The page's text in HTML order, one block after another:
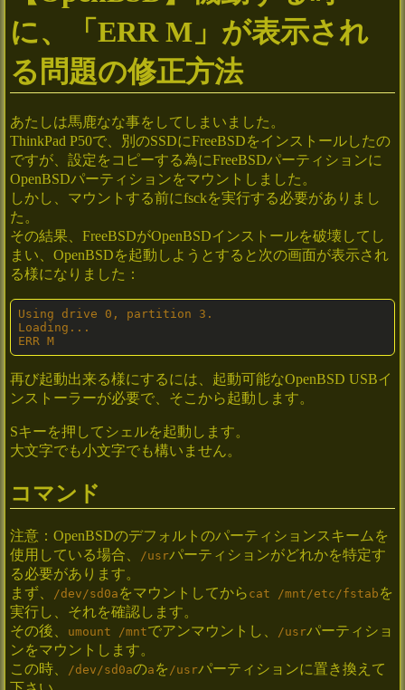
に、「ERR M」が表示され
る問題の修正方法
あたしは馬鹿なな事をしてしまいました。
ThinkPad P50で、別のSSDにFreeBSDをインストールしたの
ですが、設定をコピーする為にFreeBSDパーティションに
OpenBSDパーティションをマウントしました。
しかし、マウントする前にfsckを実行する必要がありまし
た。
その結果、FreeBSDがOpenBSDインストールを破壊してし
まい、OpenBSDを起動しようとすると次の画面が表示され
る様になりました：
Using drive 0, partition 3.
Loading...
ERR M
再び起動出来る様にするには、起動可能なOpenBSD USBイ
ンストーラーが必要で、そこから起動します。
Sキーを押してシェルを起動します。
大文字でも小文字でも構いません。
コマンド
注意：OpenBSDのデフォルトのパーティションスキームを
使用している場合、
/usrパーティションがどれかを特定す
る必要があります。
まず、
/dev/sd0a をマウントしてから cat /mnt/etc/fstab を
実行し、それを確認します。
その後、
umount /mntでアンマウントし、 /usrパーティショ
ンをマウントします。
この時、
/dev/sd0aのa を /usrパーティションに置き換えて